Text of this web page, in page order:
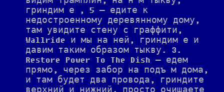
гриндим е , 5 — едите к
недостроенному деревянному дому,
там увидите стену с граффити,
Wallride и мы на ней, гриндим е и
давим таким образом тыкву. 3.
Restore Power To The Dish — едем
прямо, через забор на подъ м дома,
и там будет два провода, гриндите
верхний и нижний, просто очищаете